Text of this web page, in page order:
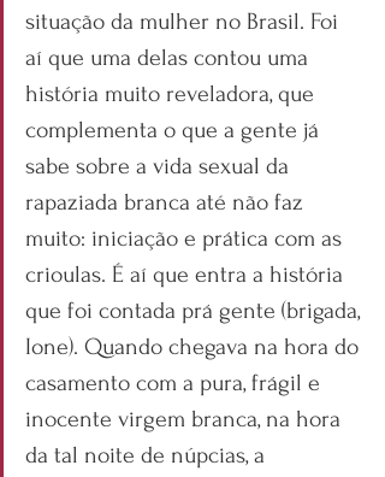
situação da mulher no Brasil. Foi
aí que uma delas contou uma
história muito reveladora, que
complementa o que a gente já
sabe sobre a vida sexual da
rapaziada branca até não faz
muito: iniciação e prática com as
crioulas. É aí que entra a história
que foi contada prá gente (brigada,
Ione). Quando chegava na hora do
casamento com a pura, frágil e
inocente virgem branca, na hora
da tal noite de núpcias, a